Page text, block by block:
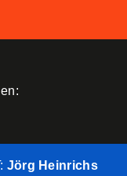
: Jörg Heinrichs